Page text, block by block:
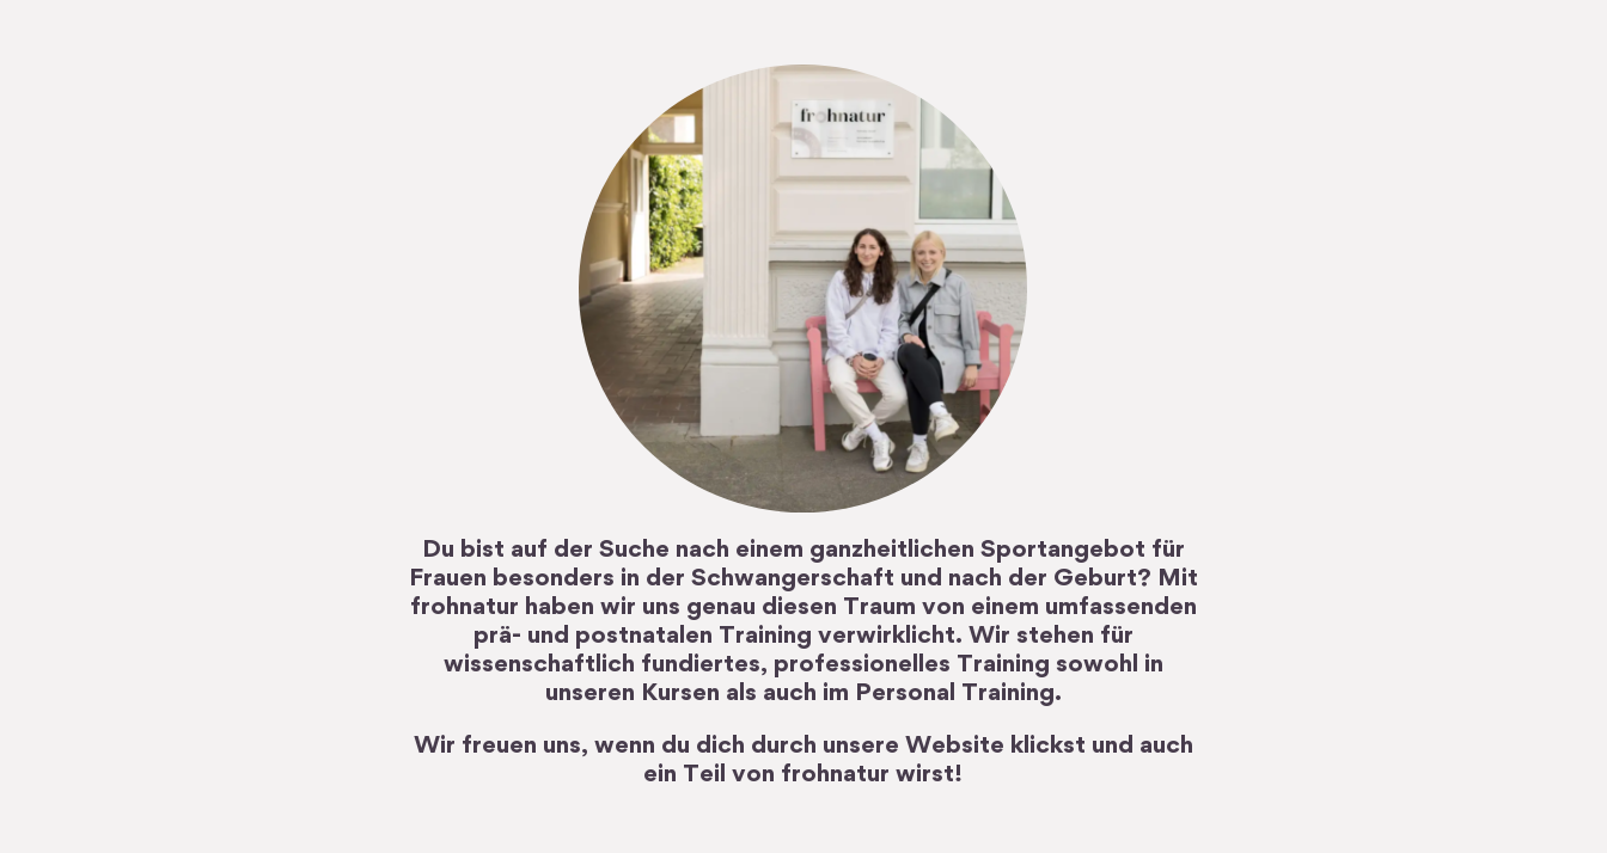
Du bist auf der Suche nach einem ganzheitlichen Sportangebot für
Frauen besonders in der Schwangerschaft und nach der Geburt? Mit
frohnatur haben wir uns genau diesen Traum von einem umfassenden
prä- und postnatalen Training verwirklicht. Wir stehen für
wissenschaftlich fundiertes, professionelles Training sowohl in
unseren Kursen als auch im Personal Training.
Wir freuen uns, wenn du dich durch unsere Website klickst und auch
ein Teil von frohnatur wirst!